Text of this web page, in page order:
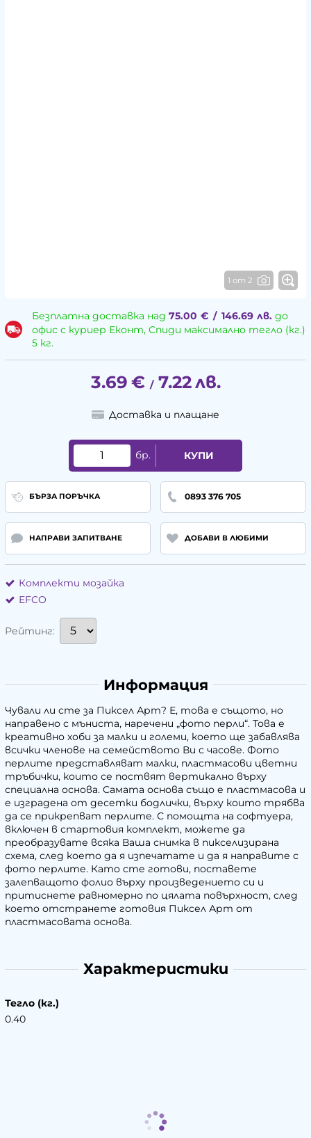
1 от 2
Безплатна доставка над 75.00 € / 146.69 лв.до
офис с куриер Еконт, Спиди максимално тегло (кг.)
5 кг.
3.69 € / 7.22лв.
Доставка и плащане
бр. КУПИ
БЪРЗА ПОРЪЧКА 0893 376 705
НАПРАВИ ЗАПИТВАНЕ ДОБАВИ В ЛЮБИМИ
Комплекти мозайка
EFCO
Рейтинг:
Информация
Чували ли сте за Пиксел Арт? Е, това е същото, но
направено с мъниста, наречени „фото перли“. Това е
креативно хоби за малки и големи, което ще забавлява
всички членове на семейството Ви с часове. Фото
перлите представляват малки, пластмасови цветни
тръбички, които се поствят вертикално върху
специална основа. Самата основа също е пластмасова и
е изградена от десетки бодлички, върху които трябва
да се прикрепват перлите. С помощта на софтуера,
включен в стартовия комплект, можете да
преобразувате всяка Ваша снимка в пикселизирана
схема, след което да я изпечатате и да я направите с
фото перлите. Като сте готови, поставете
залепващото фолио върху произведението си и
притиснете равномерно по цялата повърхност, след
което отстранете готовия Пиксел Арт от
пластмасовата основа.
Характеристики
Тегло (кг.)
0.40